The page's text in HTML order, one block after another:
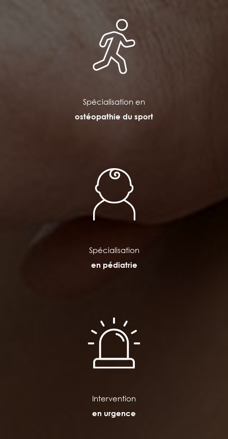
Spécialisation en
ostéopathie du sport
Spécialisation
en pédiatrie
Intervention
en urgence